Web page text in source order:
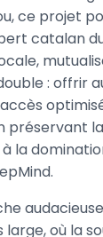
ce projet
catalan
: offrir
préservant
la
où la